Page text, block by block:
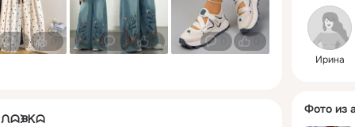
0 0
ᙁᗣᙖᏦᗣ
Ирина
Фото из